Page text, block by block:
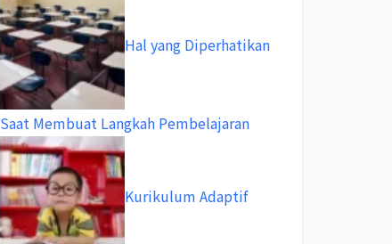
Hal yang Diperhatikan
Saat Membuat Langkah Pembelajaran
Kurikulum Adaptif